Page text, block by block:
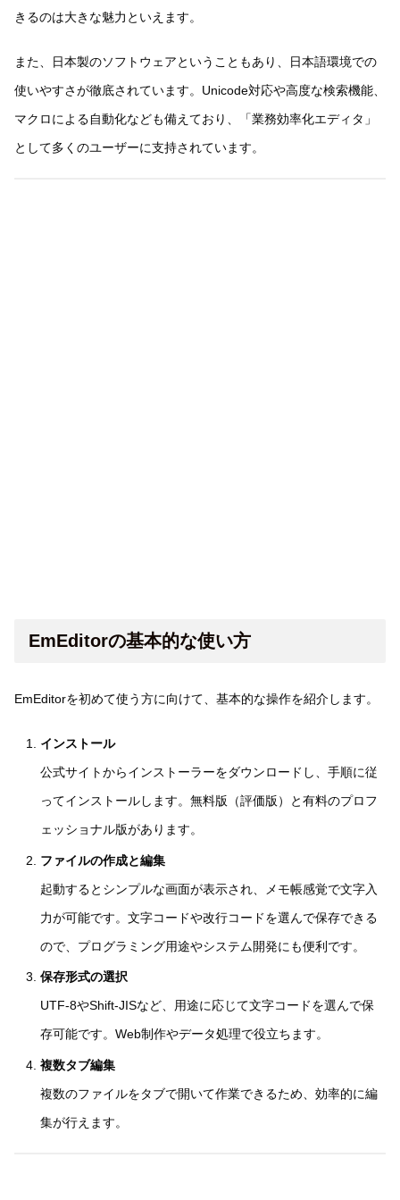
きるのは大きな魅力といえます。
また、日本製のソフトウェアということもあり、日本語環境での
使いやすさが徹底されています。Unicode対応や高度な検索機能、
マクロによる自動化なども備えており、「業務効率化エディタ」
として多くのユーザーに支持されています。
EmEditorの基本的な使い方
EmEditorを初めて使う方に向けて、基本的な操作を紹介します。
インストール
公式サイトからインストーラーをダウンロードし、手順に従
ってインストールします。無料版（評価版）と有料のプロフ
ェッショナル版があります。
ファイルの作成と編集
起動するとシンプルな画面が表示され、メモ帳感覚で文字入
力が可能です。文字コードや改行コードを選んで保存できる
ので、プログラミング用途やシステム開発にも便利です。
保存形式の選択
UTF-8やShift-JISなど、用途に応じて文字コードを選んで保
存可能です。Web制作やデータ処理で役立ちます。
複数タブ編集
複数のファイルをタブで開いて作業できるため、効率的に編
集が行えます。